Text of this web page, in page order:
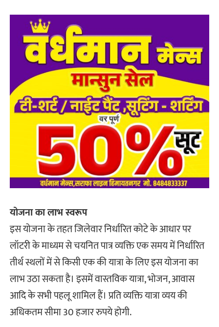
योजना का लाभ स्वरूप
इस योजना के तहत जिलेवार निर्धारित कोटे के आधार पर
लॉटरी के माध्यम से चयनित पात्र व्यक्ति एक समय में निर्धारित
तीर्थ स्थलों में से किसी एक की यात्रा के लिए इस योजना का
लाभ उठा सकता है। इसमें वास्तविक यात्रा, भोजन, आवास
आदि के सभी पहलू शामिल हैं। प्रति व्यक्ति यात्रा व्यय की
अधिकतम सीमा 30 हजार रुपये होगी.